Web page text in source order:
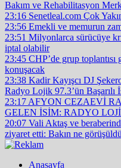
Bakım ve Rehabilitasyon
23:16 Senetleal.com Çok
23:56 Emekli ve memurun
23:51 Milyonlarca sürücüye
iptal olabilir
23:45 CHP’de grup
konuşacak
23:38 Kadir Kayışcı DJ
Radyo Lojik 97.3’ün Başarılı
23:17 AFYON CEZAEVİ
GELEN İSİM: RADYO
20:07 Vali Aktaş ve
ziyaret etti: Bakın ne
Anasayfa